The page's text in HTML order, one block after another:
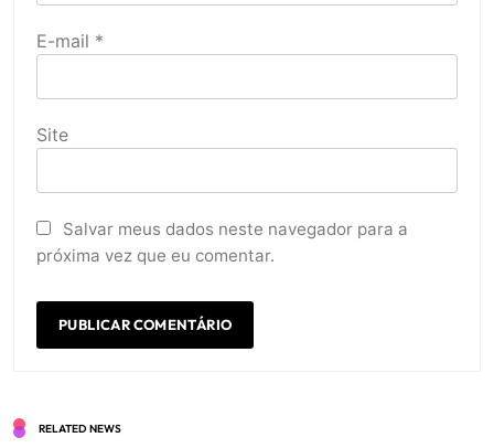
E-mail *
Site
Salvar meus dados neste navegador para a
próxima vez que eu comentar.
RELATED NEWS